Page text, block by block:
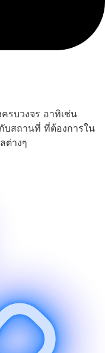
รบวงจร อาทิเช่น
บสถานที่ ที่ต้องการใน
ต่างๆ